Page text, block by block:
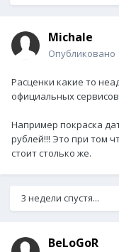
Michale
Опубликовано
Расценки какие то
официальных сервисов
Например покраска
рублей!!! Это при том
стоит столько же.
3 недели спустя...
BeLoGoR